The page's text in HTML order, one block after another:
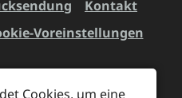
Kontakt
Voreinstellungen
Mehrwertsteuer zzgl.
Cookies, um eine